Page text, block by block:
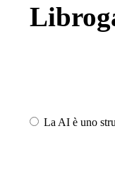
La AI è uno